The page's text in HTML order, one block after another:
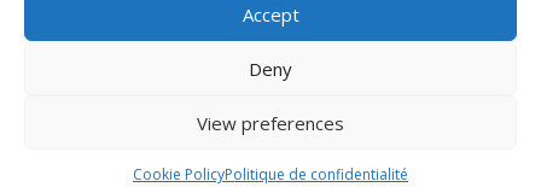
Accept
Deny
View preferences
Cookie PolicyPolitique de confidentialité